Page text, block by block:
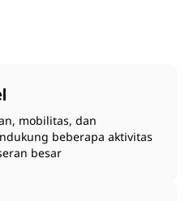
mobilitas, dan
beberapa aktivitas
besar